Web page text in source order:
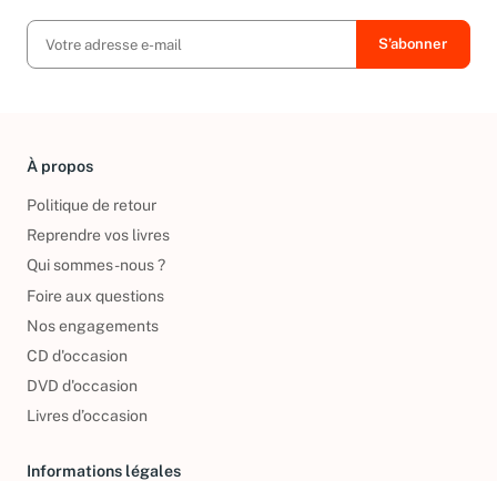
À propos
Politique de retour
Reprendre vos livres
Qui sommes-nous ?
Foire aux questions
Nos engagements
CD d'occasion
DVD d'occasion
Livres d’occasion
Informations légales